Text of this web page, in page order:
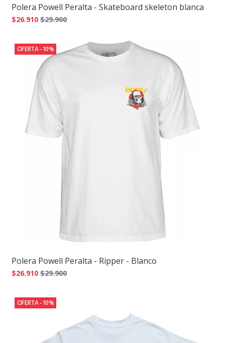
Polera Powell Peralta - Skateboard skeleton blanca
$26.910 $29.900
OFERTA -10%
Polera Powell Peralta - Ripper - Blanco
$26.910 $29.900
OFERTA -10%